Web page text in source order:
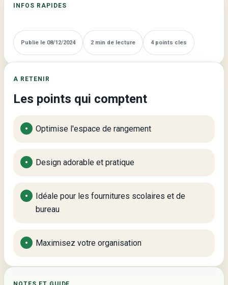
INFOS RAPIDES
Publie le 08/12/2024 2 min de lecture 4 points cles
A RETENIR
Les points qui comptent
Optimise l'espace de rangement
Design adorable et pratique
Idéale pour les fournitures scolaires et de
bureau
Maximisez votre organisation